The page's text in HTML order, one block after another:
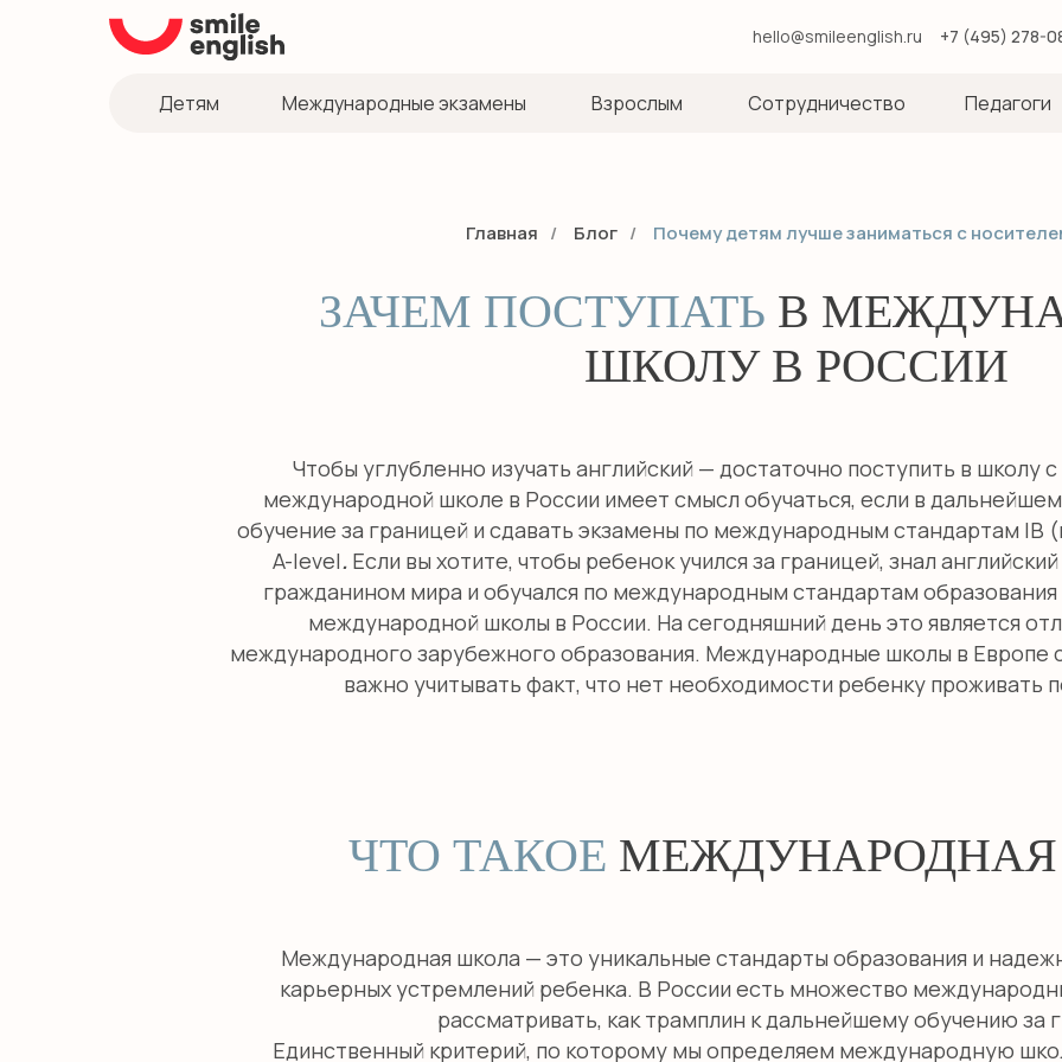
Детям Международные экзамены Взрослым Сотрудничество Педагоги
+7 (495) 278-
hello@smileenglish.ru
Главная / Блог / Почему детям лучше заниматься с
ЗАЧЕМ ПОСТУПАТЬ В
ШКОЛУ В РОССИИ
Чтобы углубленно изучать английский — достаточно поступить в школу
международной школе в России имеет смысл обучаться, если в
обучение за границей и сдавать экзамены по международным стандартам IB
A-level. Если вы хотите, чтобы ребенок учился за границей, знал
гражданином мира и обучался по международным стандартам
международной школы в России. На сегодняшний день это является
международного зарубежного образования. Международные школы в Европе
важно учитывать факт, что нет необходимости ребенку проживать
ЧТО ТАКОЕ
Международная школа — это уникальные стандарты образования и
карьерных устремлений ребенка. В России есть множество
рассматривать, как трамплин к дальнейшему обучению за
Единственный критерий, по которому мы определяем международную